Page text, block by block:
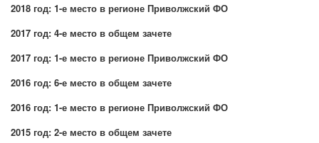
2018 год: 1-е место в регионе Приволжский ФО
2017 год: 4-е место в общем зачете
2017 год: 1-е место в регионе Приволжский ФО
2016 год: 6-е место в общем зачете
2016 год: 1-е место в регионе Приволжский ФО
2015 год: 2-е место в общем зачете